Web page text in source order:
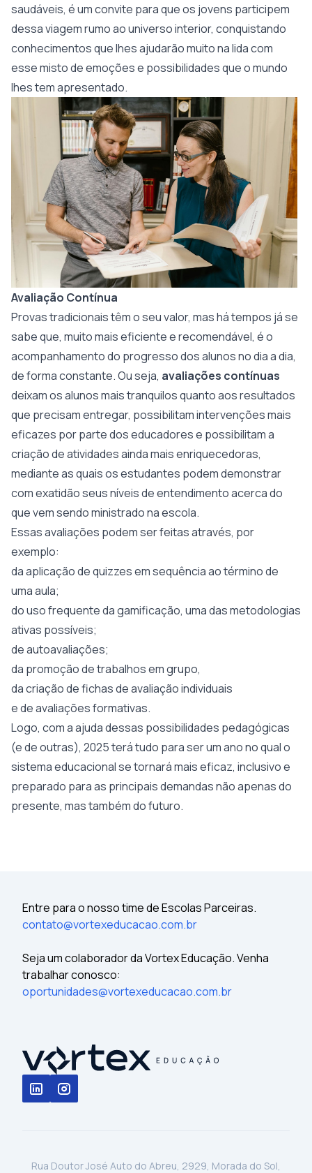
saudáveis, é um convite para que os jovens participem
dessa viagem rumo ao universo interior, conquistando
conhecimentos que lhes ajudarão muito na lida com
esse misto de emoções e possibilidades que o mundo
lhes tem apresentado.
Avaliação Contínua
Provas tradicionais têm o seu valor, mas há tempos já se
sabe que, muito mais eficiente e recomendável, é o
acompanhamento do progresso dos alunos no dia a dia,
de forma constante. Ou seja, avaliações contínuas
deixam os alunos mais tranquilos quanto aos resultados
que precisam entregar, possibilitam intervenções mais
eficazes por parte dos educadores e possibilitam a
criação de atividades ainda mais enriquecedoras,
mediante as quais os estudantes podem demonstrar
com exatidão seus níveis de entendimento acerca do
que vem sendo ministrado na escola.
Essas avaliações podem ser feitas através, por
exemplo:
da aplicação de quizzes em sequência ao término de
uma aula;
do uso frequente da gamificação, uma das metodologias
ativas possíveis;
de autoavaliações;
da promoção de trabalhos em grupo,
da criação de fichas de avaliação individuais
e de avaliações formativas.
Logo, com a ajuda dessas possibilidades pedagógicas
(e de outras), 2025 terá tudo para ser um ano no qual o
sistema educacional se tornará mais eficaz, inclusivo e
preparado para as principais demandas não apenas do
presente, mas também do futuro.
Entre para o nosso time de Escolas Parceiras.
contato@vortexeducacao.com.br
Seja um colaborador da Vortex Educação. Venha
trabalhar conosco:
oportunidades@vortexeducacao.com.br
Rua Doutor José Auto do Abreu, 2929, Morada do Sol,